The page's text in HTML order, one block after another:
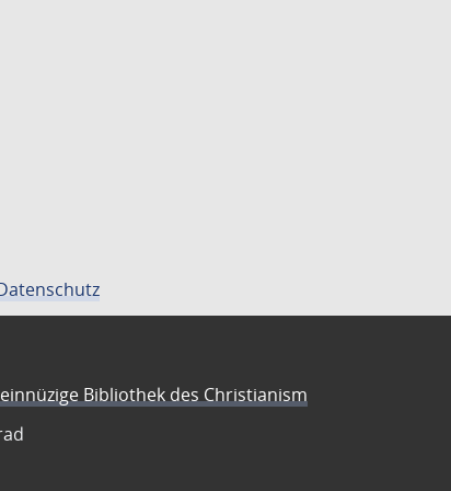
Bibliothek des Christianism